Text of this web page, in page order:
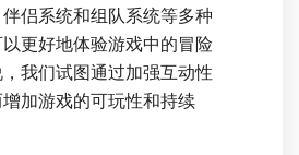
侣系统和组队系统等多种
更好地体验游戏中的冒险
我们试图通过加强互动性
加游戏的可玩性和持续